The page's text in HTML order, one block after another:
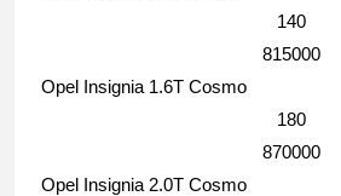
140
815000
Opel Insignia 1.6T Cosmo
180
870000
Opel Insignia 2.0T Cosmo